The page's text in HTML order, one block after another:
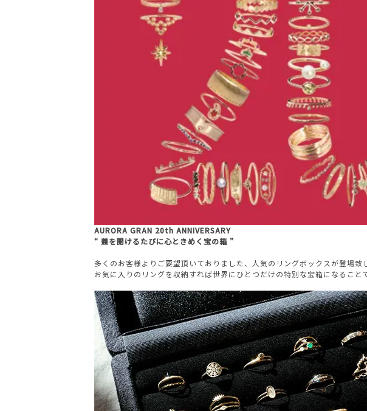
AURORA GRAN 20th ANNIVERSARY
“ 蓋を開けるたびに心ときめく宝の箱 ”
多くのお客様よりご要望頂いておりました、人気のリングボックスが登場致
お気に入りのリングを収納すれば世界にひとつだけの特別な宝箱になること